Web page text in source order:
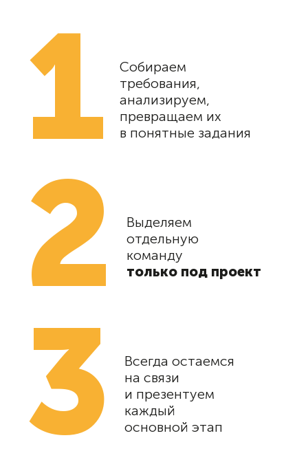
1
Собираем
требования,
анализируем,
превращаем их
в понятные задания
2
Выделяем
отдельную
команду
только под проект
3
Всегда остаемся
на связи
и презентуем
каждый
основной этап